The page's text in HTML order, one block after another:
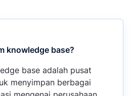
knowledge base?
base adalah pusat
menyimpan berbagai